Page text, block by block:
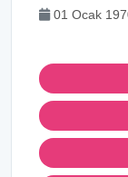
01 Ocak